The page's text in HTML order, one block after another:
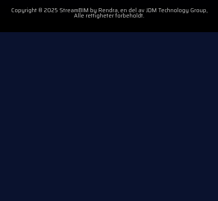
Copyright © 2025 StreamBIM by Rendra, en del av JDM Technology Group,
Alle rettigheter forbeholdt.